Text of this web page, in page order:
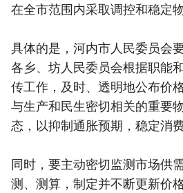
在全市范围内采取调控和稳定
具体的是，河内市人民委员会
各乡、坊人民委员会根据职能
传工作，及时、透明地公布价
与生产和民生密切相关的重要
态，以抑制通胀预期，稳定消
同时，要主动密切监测市场供
测、测算，制定并不断更新价